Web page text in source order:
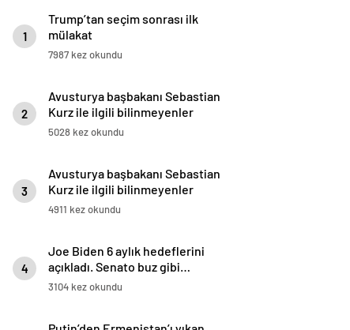
1
Trump’tan seçim sonrası ilk
mülakat
7987 kez okundu
2
Avusturya başbakanı Sebastian
Kurz ile ilgili bilinmeyenler
5028 kez okundu
3
Avusturya başbakanı Sebastian
Kurz ile ilgili bilinmeyenler
4911 kez okundu
4
Joe Biden 6 aylık hedeflerini
açıkladı. Senato buz gibi…
3104 kez okundu